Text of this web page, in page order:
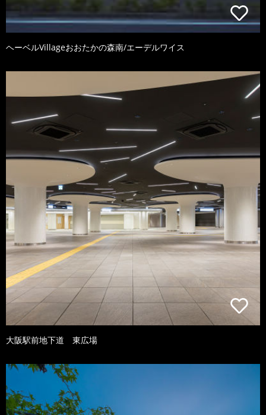
ヘーベルVillageおおたかの森南/エーデルワイス
大阪駅前地下道 東広場